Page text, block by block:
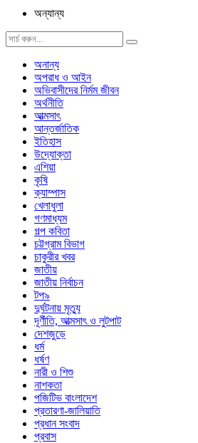
অন্যান্য
অনান্য
অপরাধ ও আইন
অভিবাসীদের নির্মম জীবন
অর্থনীতি
আত্মসাৎ
আন্তর্জাতিক
ইতিহাস
উদ্যোক্তা
এশিয়া
কৃষি
ক্যাম্পাস
খেলাধুলা
গণমাধ্যম
গল্প ক‌বিতা
চট্টগ্রাম বিভাগ
চাকুরীর খবর
জাতীয়
জাতীয় নির্বাচন
টপ৯
দুর্ঘটনায় মৃত্যু
দূর্ণীতি, আত্মসাৎ ও লুটপাট
দেশজুড়ে
ধর্ম
ধর্ষণ
নারী ও শিশু
নাশকতা
পজিটিভ বাংলাদেশ
প্রতারণা-জালিয়াতি
প্রধান সংবাদ
প্রবাস